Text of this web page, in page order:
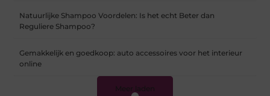
Natuurlijke Shampoo Voordelen: Is het echt Beter dan
Reguliere Shampoo?
Gemakkelijk en goedkoop: auto accessoires voor het interieur
online
Meer laden